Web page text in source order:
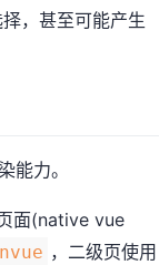
，甚至可能产生
能力。
面(native vue
nvue ，二级页使用